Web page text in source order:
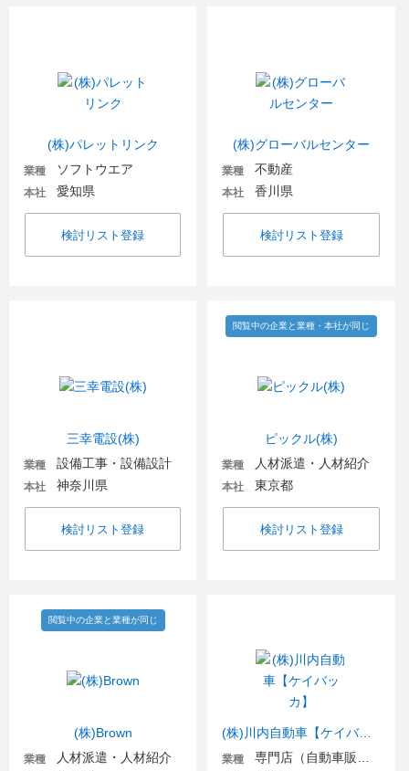
(株)パレットリンク
業種 ソフトウエア
本社 愛知県
検討リスト登録
(株)グローバルセンター
業種 不動産
本社 香川県
検討リスト登録
三幸電設(株)
業種 設備工事・設備設計
本社 神奈川県
検討リスト登録
ピックル(株)
閲覧中の企業と業種・本社が同じ
業種 人材派遣・人材紹介
本社 東京都
検討リスト登録
(株)Brown
閲覧中の企業と業種が同じ
業種 人材派遣・人材紹介
(株)川内自動車【ケイバッカ】
業種